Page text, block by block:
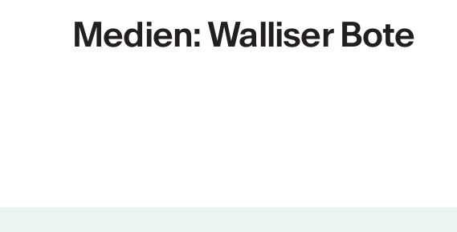
Medien: Walliser Bote